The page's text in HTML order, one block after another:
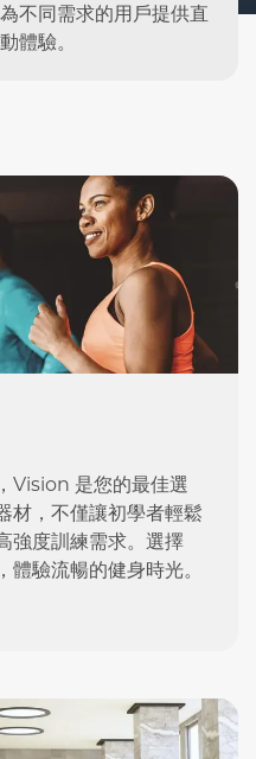
不同需求的用戶提供直
體驗。
Vision 是您的最佳選
材，不僅讓初學者輕鬆
強度訓練需求。選擇
驗流暢的健身時光。